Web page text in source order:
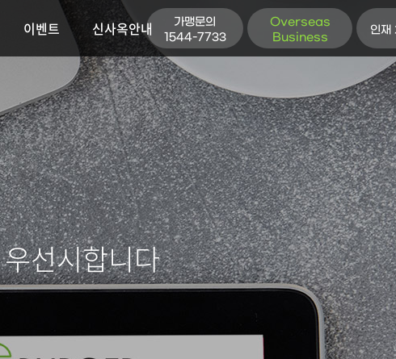
가맹문의
1544-7733
Overseas
Business
인재
이벤트 신사옥안내
선시합니다